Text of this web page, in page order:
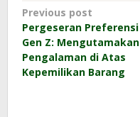
Post
navigation
Previous post
Pergeseran Preferensi
Gen Z: Mengutamakan
Pengalaman di Atas
Kepemilikan Barang